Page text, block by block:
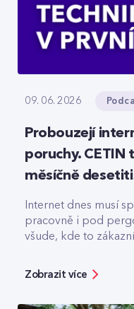
09. 06. 2026
Probouzejí
poruchy. CETIN
měsíčně
Internet dnes musí
pracovně i pod
všude, kde to
Zobrazit více